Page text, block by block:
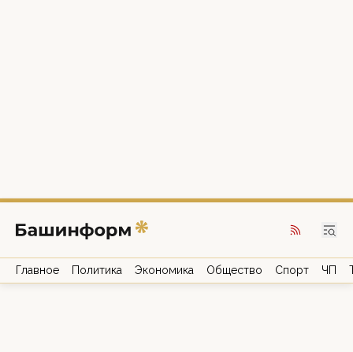
Главное Политика Экономика Общество Спорт ЧП